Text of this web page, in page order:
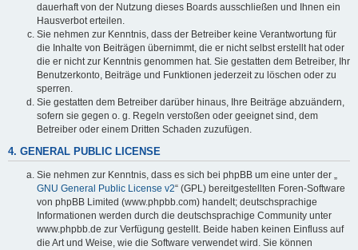
dauerhaft von der Nutzung dieses Boards ausschließen und Ihnen ein
Hausverbot erteilen.
Sie nehmen zur Kenntnis, dass der Betreiber keine Verantwortung für
die Inhalte von Beiträgen übernimmt, die er nicht selbst erstellt hat oder
die er nicht zur Kenntnis genommen hat. Sie gestatten dem Betreiber, Ihr
Benutzerkonto, Beiträge und Funktionen jederzeit zu löschen oder zu
sperren.
Sie gestatten dem Betreiber darüber hinaus, Ihre Beiträge abzuändern,
sofern sie gegen o. g. Regeln verstoßen oder geeignet sind, dem
Betreiber oder einem Dritten Schaden zuzufügen.
4. GENERAL PUBLIC LICENSE
Sie nehmen zur Kenntnis, dass es sich bei phpBB um eine unter der „
GNU General Public License v2“ (GPL) bereitgestellten Foren-Software
von phpBB Limited (www.phpbb.com) handelt; deutschsprachige
Informationen werden durch die deutschsprachige Community unter
www.phpbb.de zur Verfügung gestellt. Beide haben keinen Einfluss auf
die Art und Weise, wie die Software verwendet wird. Sie können